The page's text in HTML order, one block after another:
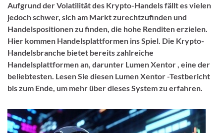
Aufgrund der Volatilität des Krypto-Handels fällt es vielen
jedoch schwer, sich am Markt zurechtzufinden und
Handelspositionen zu finden, die hohe Renditen erzielen.
Hier kommen Handelsplattformen ins Spiel. Die Krypto-
Handelsbranche bietet bereits zahlreiche
Handelsplattformen an, darunter Lumen Xentor , eine der
beliebtesten. Lesen Sie diesen Lumen Xentor -Testbericht
bis zum Ende, um mehr über dieses System zu erfahren.